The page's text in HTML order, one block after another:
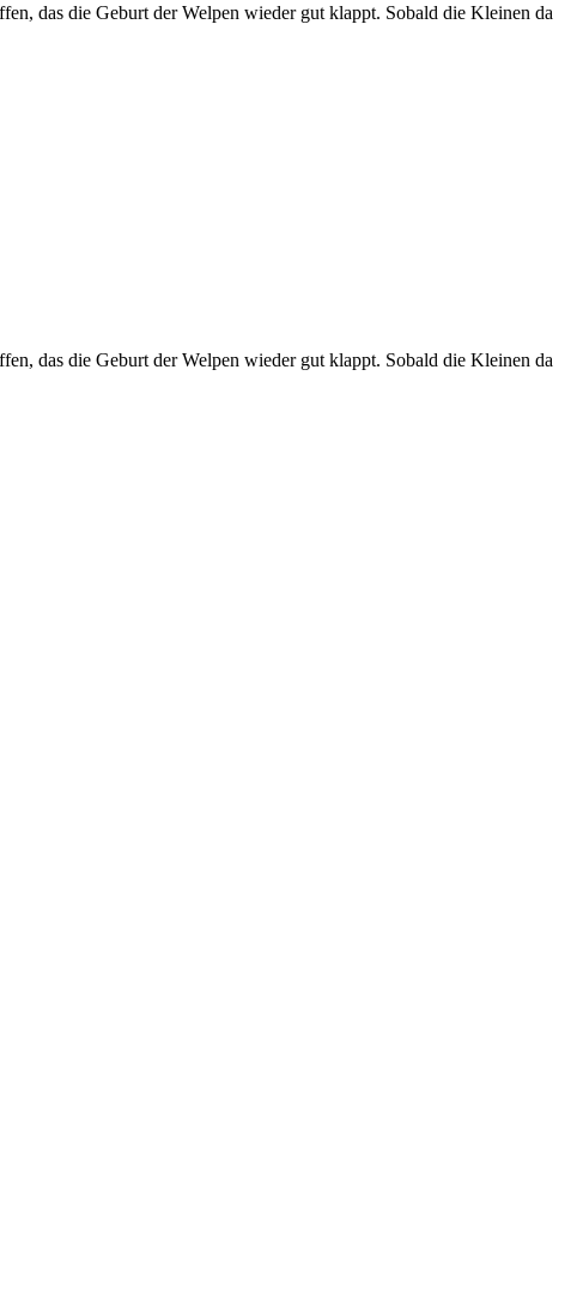
das die Geburt der Welpen wieder gut klappt. Sobald die Kleinen da
das die Geburt der Welpen wieder gut klappt. Sobald die Kleinen da